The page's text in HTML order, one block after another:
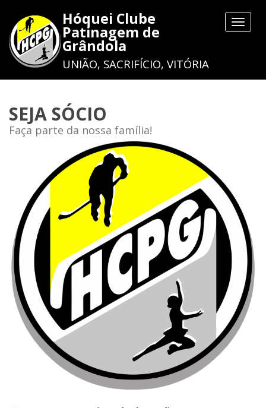
Toggle
Hóquei Clube
Patinagem de
Grândola
UNIÃO, SACRIFÍCIO, VITÓRIA
SEJA SÓCIO
Faça parte da nossa família!